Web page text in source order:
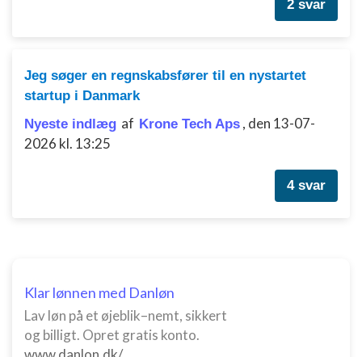
2 svar
Jeg søger en regnskabsfører til en nystartet
startup i Danmark
Nyeste indlæg af Krone Tech Aps , den 13-07-
2026 kl. 13:25
4 svar
Klar lønnen med Danløn
Lav løn på et øjeblik–nemt, sikkert
og billigt. Opret gratis konto.
Forstå målgrupper gennem statistikker eller
kombinationer af oplysninger fra forskellige
Udvikle og forbedre tjenester
Identificere enheder baseret på aktivt
anmodede oplysninger
Ikke-IAB-behandlingsformål:
Nødvendig